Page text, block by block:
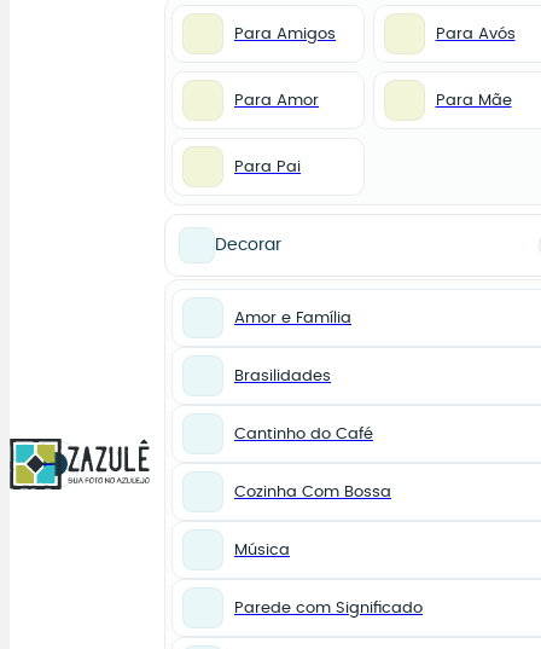
0
Para Amigos Para Avós
Para Amor Para Mãe
Para Pai
Decorar
Amor e Família
Brasilidades
Cantinho do Café
Cozinha Com Bossa
Música
Parede com Significado